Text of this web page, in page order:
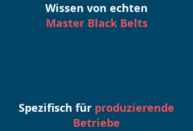
Wissen von echten
Master Black Belts
Spezifisch für produzierende
Betriebe